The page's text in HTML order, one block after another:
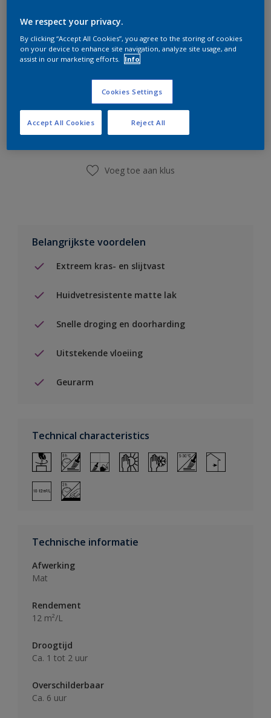
er hard aan om de voorraad aan te vullen.
Boodschappenlijst
Vind een winkel
Voeg toe aan klus
Belangrijkste voordelen
Extreem kras- en slijtvast
Huidvetresistente matte lak
Snelle droging en doorharding
Uitstekende vloeiing
Geurarm
Technical characteristics
Technische informatie
Afwerking
Mat
Rendement
12 m²/L
Droogtijd
Ca. 1 tot 2 uur
Overschilderbaar
Ca. 6 uur
We respect your privacy.
By clicking “Accept All Cookies”, you agree to the storing of cookies
on your device to enhance site navigation, analyze site usage, and
assist in our marketing efforts.
Info
Cookies Settings
Reject All
Accept All Cookies